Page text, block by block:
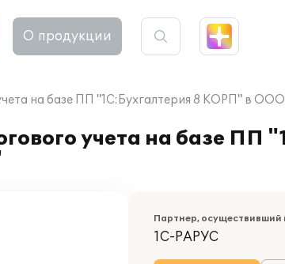
О продукции
учета на базе ПП "1С:Бухгалтерия 8 КОРП" в
учета на базе ПП
Партнер, осуществивший
1С-РАРУС